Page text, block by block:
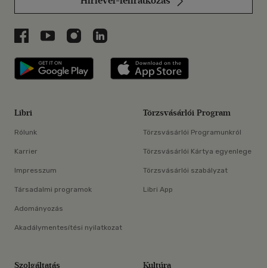
Libri a Facebookon
Libri a Youtube-on
Libri az Instagramon
Libri a LinkedInen
Libri applikáció Szerezd meg: Google
Libri
Rólunk
Karrier
Impresszum
Társadalmi programok
Adományozás
Akadálymentesítési nyilatkozat
Törzsvásárlói Program
Törzsvásárlói Programunkról
Törzsvásárlói Kártya egyenlege
Törzsvásárlói szabályzat
Libri App
Szolgáltatás Kultúra